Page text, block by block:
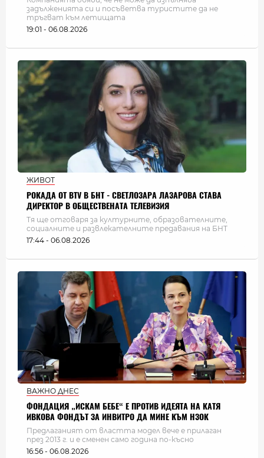
задълженията си и посъветва туристите да не
тръгват към летищата
19:01 - 06.08.2026
ЖИВОТ
РОКАДА ОТ BTV В БНТ - СВЕТЛОЗАРА ЛАЗАРОВА СТАВА
ДИРЕКТОР В ОБЩЕСТВЕНАТА ТЕЛЕВИЗИЯ
Тя ще отговаря за културните, образователните,
социалните и развлекателните предавания на БНТ
17:44 - 06.08.2026
ВАЖНО ДНЕС
ФОНДАЦИЯ „ИСКАМ БЕБЕ“ Е ПРОТИВ ИДЕЯТА НА КАТЯ
ИВКОВА ФОНДЪТ ЗА ИНВИТРО ДА МИНЕ КЪМ НЗОК
Предлаганият от властта модел вече е прилаган
през 2013 г. и е сменен само година по-късно
16:56 - 06.08.2026